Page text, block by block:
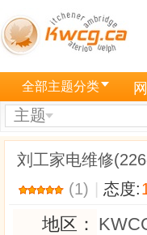
全部主题分类
主题
刘工家电维修
(1)
态度:
地区：